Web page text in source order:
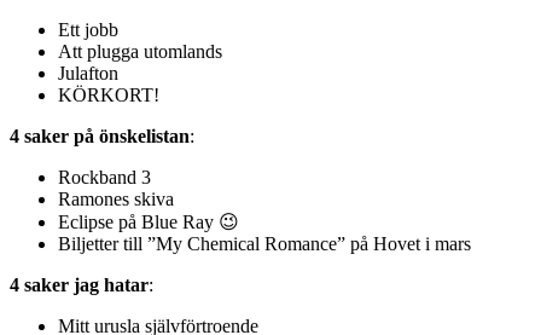
Ett jobb
Att plugga utomlands
Julafton
KÖRKORT!
4 saker på önskelistan:
Rockband 3
Ramones skiva
Eclipse på Blue Ray 😉
Biljetter till ”My Chemical Romance” på Hovet i mars
4 saker jag hatar:
Mitt urusla självförtroende